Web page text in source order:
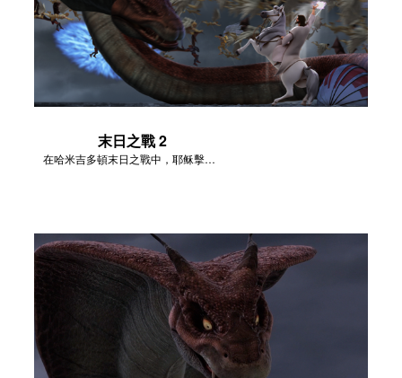
末日之戰 2
在哈米吉多頓末日之戰中，耶稣擊敗了撒但。